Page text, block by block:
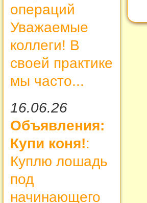
операций
Уважаемые
коллеги! В
своей практике
мы часто...
16.06.26
Объявления:
Купи коня!:
Куплю лошадь
под
начинающего